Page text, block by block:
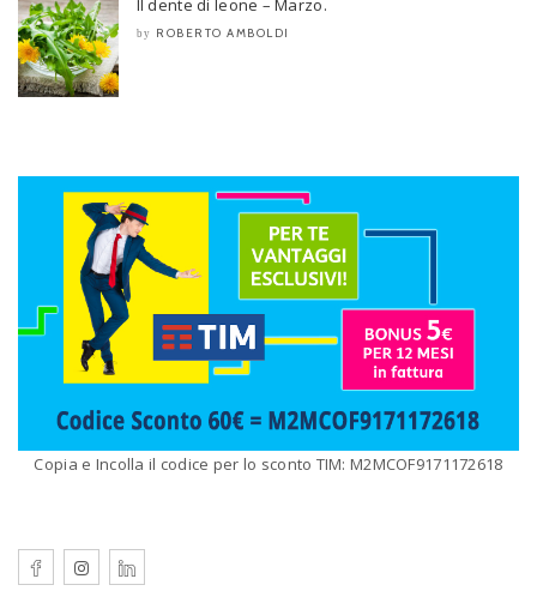
Il dente di leone – Marzo.
by ROBERTO AMBOLDI
Copia e Incolla il codice per lo sconto TIM: M2MCOF9171172618